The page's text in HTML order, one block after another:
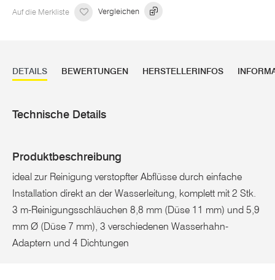
Auf die Merkliste Vergleichen
DETAILS BEWERTUNGEN HERSTELLERINFOS
Technische Details
Produktbeschreibung
ideal zur Reinigung verstopfter Abflüsse durch einfache
Installation direkt an der Wasserleitung, komplett mit 2 Stk.
3 m-Reinigungsschläuchen 8,8 mm (Düse 11 mm) und 5,9
mm Ø (Düse 7 mm), 3 verschiedenen Wasserhahn-
Adaptern und 4 Dichtungen